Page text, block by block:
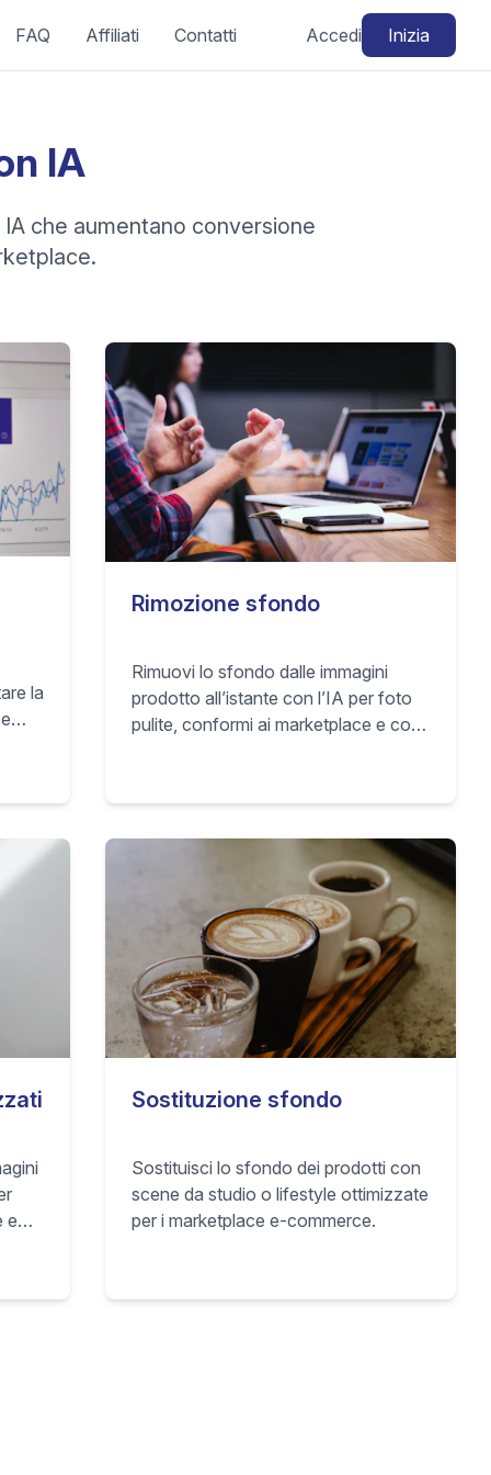
FAQ Affiliati Contatti Accedi Inizia
IA
che aumentano conversione
la
Rimozione sfondo
Rimuovi lo sfondo dalle immagini
prodotto all’istante con l’IA per foto
pulite, conformi ai marketplace e con
e
Sostituzione sfondo
Sostituisci lo sfondo dei prodotti con
scene da studio o lifestyle ottimizzate
per i marketplace e-commerce.